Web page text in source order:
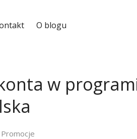
O blogu
konta w
Promocje